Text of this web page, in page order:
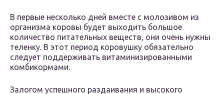
В первые несколько дней вместе с молозивом из
организма коровы будет выходить большое
количество питательных веществ, они очень нужны
теленку. В этот период коровушку обязательно
следует поддерживать витаминизированными
комбикормами.
Залогом успешного раздаивания и высокого